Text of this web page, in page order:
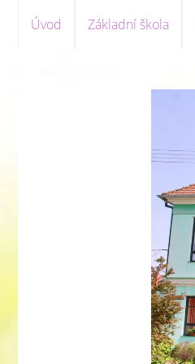
Úvod Základní škola